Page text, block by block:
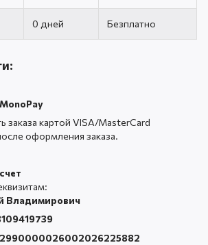
0 дней Безплатно
заказа картой VISA/MasterCard
оформления заказа.
Владимирович